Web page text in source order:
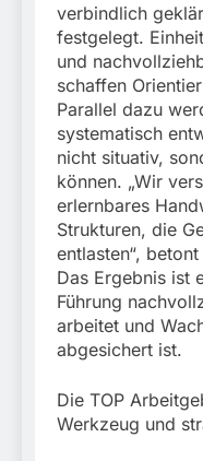
verbindlich
festgelegt.
und
schaffen
Parallel dazu
systematisch
nicht situativ,
können. „Wir
erlernbares
Strukturen, die
entlasten“,
Das Ergebnis ist
Führung
arbeitet und
abgesichert ist.
Die TOP
Werkzeug und